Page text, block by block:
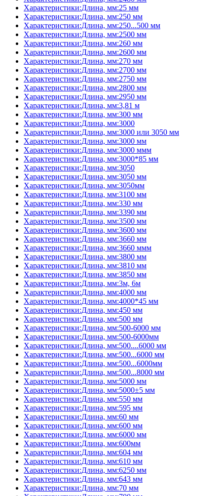
Характеристики:Длина, мм:25 мм
Характеристики:Длина, мм:250 мм
Характеристики:Длина, мм:250...500 мм
Характеристики:Длина, мм:2500 мм
Характеристики:Длина, мм:260 мм
Характеристики:Длина, мм:2600 мм
Характеристики:Длина, мм:270 мм
Характеристики:Длина, мм:2700 мм
Характеристики:Длина, мм:2750 мм
Характеристики:Длина, мм:2800 мм
Характеристики:Длина, мм:2950 мм
Характеристики:Длина, мм:3,81 м
Характеристики:Длина, мм:300 мм
Характеристики:Длина, мм:3000
Характеристики:Длина, мм:3000 или 3050 мм
Характеристики:Длина, мм:3000 мм
Характеристики:Длина, мм:3000 ммм
Характеристики:Длина, мм:3000*85 мм
Характеристики:Длина, мм:3050
Характеристики:Длина, мм:3050 мм
Характеристики:Длина, мм:3050мм
Характеристики:Длина, мм:3100 мм
Характеристики:Длина, мм:330 мм
Характеристики:Длина, мм:3390 мм
Характеристики:Длина, мм:3500 мм
Характеристики:Длина, мм:3600 мм
Характеристики:Длина, мм:3660 мм
Характеристики:Длина, мм:3660 ммм
Характеристики:Длина, мм:3800 мм
Характеристики:Длина, мм:3810 мм
Характеристики:Длина, мм:3850 мм
Характеристики:Длина, мм:3м, 6м
Характеристики:Длина, мм:4000 мм
Характеристики:Длина, мм:4000*45 мм
Характеристики:Длина, мм:450 мм
Характеристики:Длина, мм:500 мм
Характеристики:Длина, мм:500-6000 мм
Характеристики:Длина, мм:500-6000мм
Характеристики:Длина, мм:500....6000 мм
Характеристики:Длина, мм:500...6000 мм
Характеристики:Длина, мм:500...6000мм
Характеристики:Длина, мм:500...8000 мм
Характеристики:Длина, мм:5000 мм
Характеристики:Длина, мм:5000±5 мм
Характеристики:Длина, мм:550 мм
Характеристики:Длина, мм:595 мм
Характеристики:Длина, мм:60 мм
Характеристики:Длина, мм:600 мм
Характеристики:Длина, мм:6000 мм
Характеристики:Длина, мм:600мм
Характеристики:Длина, мм:604 мм
Характеристики:Длина, мм:610 мм
Характеристики:Длина, мм:6250 мм
Характеристики:Длина, мм:643 мм
Характеристики:Длина, мм:70 мм